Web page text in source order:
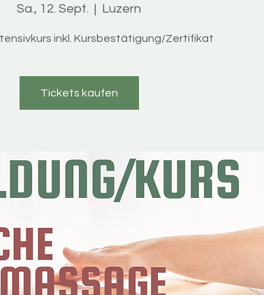
Sa., 12. Sept.
  |
Luzern
inkl. Kursbestätigung/Zertifikat
Tickets kaufen